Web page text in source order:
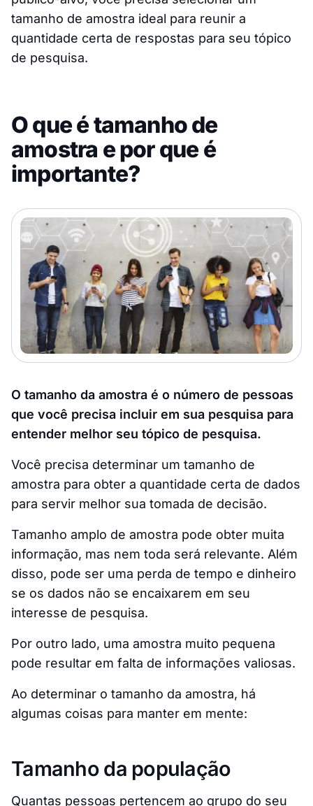
tamanho de amostra ideal para reunir a
quantidade certa de respostas para seu tópico
de pesquisa.
O que é tamanho de
amostra e por que é
importante?
O tamanho da amostra é o número de pessoas
que você precisa incluir em sua pesquisa para
entender melhor seu tópico de pesquisa.
Você precisa determinar um tamanho de
amostra para obter a quantidade certa de dados
para servir melhor sua tomada de decisão.
Tamanho amplo de amostra pode obter muita
informação, mas nem toda será relevante. Além
disso, pode ser uma perda de tempo e dinheiro
se os dados não se encaixarem em seu
interesse de pesquisa.
Por outro lado, uma amostra muito pequena
pode resultar em falta de informações valiosas.
Ao determinar o tamanho da amostra, há
algumas coisas para manter em mente:
Tamanho da população
Quantas pessoas pertencem ao grupo do seu